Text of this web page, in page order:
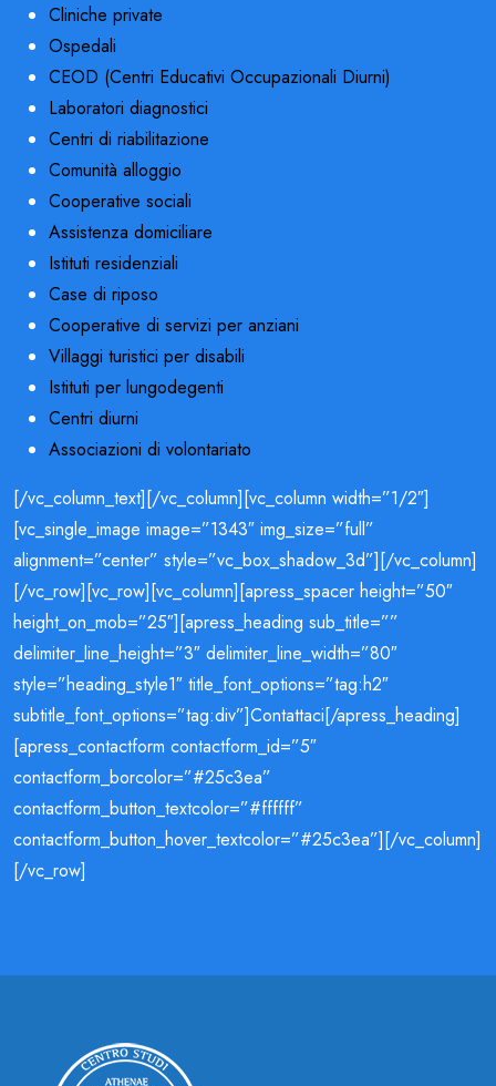
Cliniche private
Ospedali
CEOD (Centri Educativi Occupazionali Diurni)
Laboratori diagnostici
Centri di riabilitazione
Comunità alloggio
Cooperative sociali
Assistenza domiciliare
Istituti residenziali
Case di riposo
Cooperative di servizi per anziani
Villaggi turistici per disabili
Istituti per lungodegenti
Centri diurni
Associazioni di volontariato
[/vc_column_text][/vc_column][vc_column width=”1/2″]
[vc_single_image image=”1343″ img_size=”full”
alignment=”center” style=”vc_box_shadow_3d”][/vc_column]
[/vc_row][vc_row][vc_column][apress_spacer height=”50″
height_on_mob=”25″][apress_heading sub_title=””
delimiter_line_height=”3″ delimiter_line_width=”80″
style=”heading_style1″ title_font_options=”tag:h2″
subtitle_font_options=”tag:div”]Contattaci[/apress_heading]
[apress_contactform contactform_id=”5″
contactform_borcolor=”#25c3ea”
contactform_button_textcolor=”#ffffff”
contactform_button_hover_textcolor=”#25c3ea”][/vc_column]
[/vc_row]